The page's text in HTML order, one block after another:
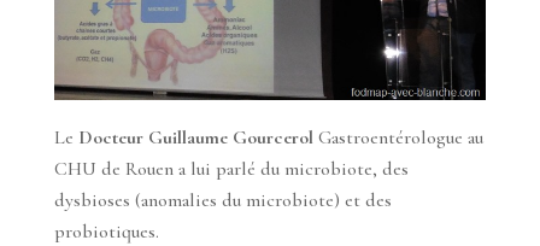
Le Docteur Guillaume Gourcerol Gastroentérologue au
CHU de Rouen a lui parlé du microbiote, des
dysbioses (anomalies du microbiote) et des
probiotiques.